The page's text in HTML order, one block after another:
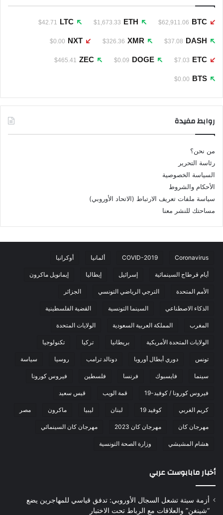
BTC
$62,911.06
ETH
$1,673.33
LTC
$42.71
DASH
$37.08
XMR
$326.36
NXT
$0.00
ETC
$7.03
DOGE
$0.09
ZEC
$465.41
BTS
$0.00
روابط مفيدة
من نحن؟
رئاسة التحرير
السياسة الخصوصية
الأحكام والشروط
سياسة ملفات تعريف الارتباط (الاتحاد الأوروبي)
مساحتك للنشر معنا
Coronavirus
COVID-2019 ألمانيا أوكرانيا
أيام قرطاج السينمائية إسرائيل إيطاليا إيمانويل ماكرون
الأمم المتحدة الترجي الرياضي التونسي الجزائر
الذكاء الاصطناعي السينما التونسية القضية الفلسطينية
المغرب المملكة العربية السعودية الولايات المتحدة
الولايات المتحدة الأمريكية بريطانيا تركيا تكنولوجيا
تونس دوري أبطال أوروبا دونالد ترامب روسيا سياسة
سينما فايسبوك فرنسا فلسطين فيروس كورونا
فيروس كورونا / كوفيد-19 قمة الويب قيس سعيد
كريم الغربي كوفيد 19 لبنان ليبيا ماكرون مصر
مهرجان كان مهرجان كان 2023 مهرجان كان السينمائي
هشام المشيشي وزارة الصحة التونسية
أخبار مابابوست عربي
أزمة سبتة تشعل السجال الأوروبي: تدفق قياسي للمهاجرين يضع
“شينغن” والعلاقات مع الرباط تحت الاختبار